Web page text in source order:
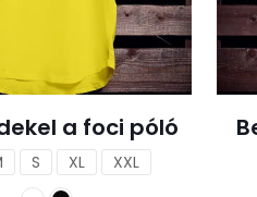
a foci póló
S XL XXL